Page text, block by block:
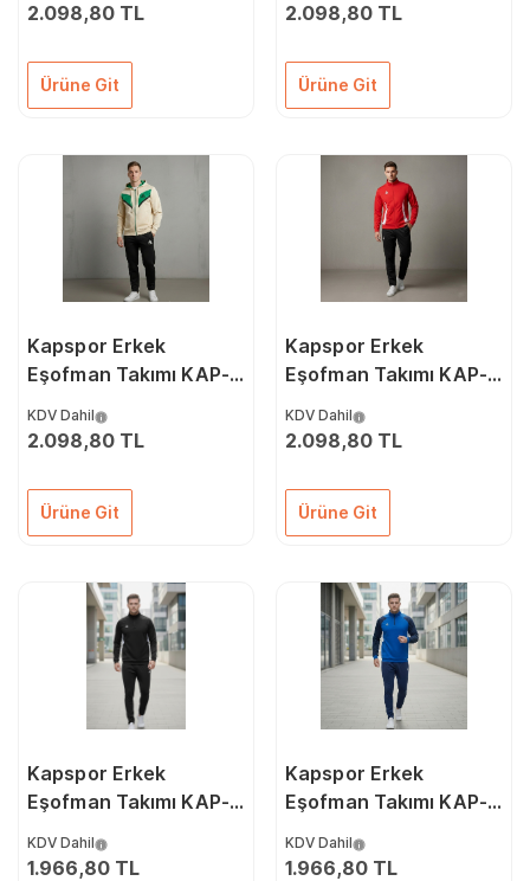
2.098,80 TL
Ürüne Git
2.098,80 TL
Ürüne Git
Kapspor Erkek
Eşofman Takımı KAP-
KDV Dahil
2.098,80 TL
Ürüne Git
Kapspor Erkek
Eşofman Takımı KAP-
KDV Dahil
2.098,80 TL
Ürüne Git
Kapspor Erkek
Eşofman Takımı KAP-
KDV Dahil
1.966,80 TL
Kapspor Erkek
Eşofman Takımı KAP-
KDV Dahil
1.966,80 TL